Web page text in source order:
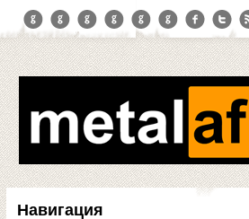
Навигация